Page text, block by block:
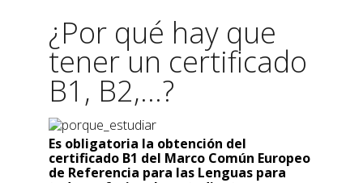
¿Por qué hay que
tener un certificado
B1, B2,...?
Es obligatoria la obtención del
certificado B1 del Marco Común Europeo
de Referencia para las Lenguas para